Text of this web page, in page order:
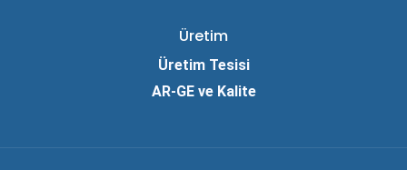
Üretim
Üretim Tesisi
AR-GE ve Kalite